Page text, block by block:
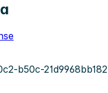
b50c-21d9968bb182